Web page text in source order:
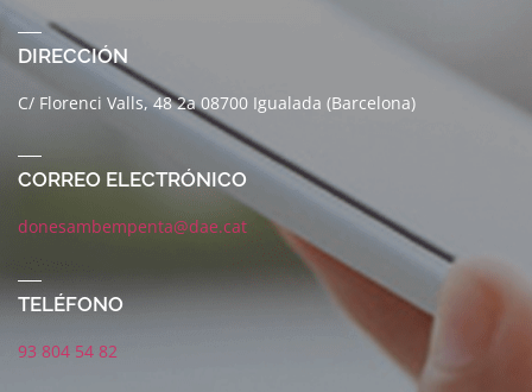
DIRECCIÓN
C/ Florenci Valls, 48 2a 08700 Igualada (Barcelona)
CORREO ELECTRÓNICO
donesambempenta@dae.cat
TELÉFONO
93 804 54 82